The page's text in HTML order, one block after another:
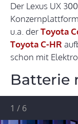
Der Lexus UX
u.a. derToyota
Toyota C-HR
schon mit
Batterie
1 / 6